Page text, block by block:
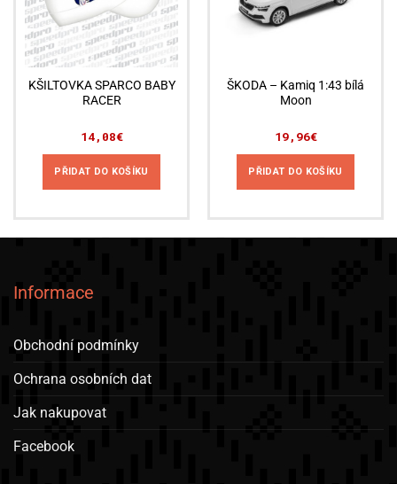
KŠILTOVKA SPARCO BABY
RACER
14,08€
PŘIDAT DO KOŠÍKU
ŠKODA – Kamiq 1:43 bílá
Moon
19,96€
PŘIDAT DO KOŠÍKU
Informace
Obchodní podmínky
Ochrana osobních dat
Jak nakupovat
Facebook